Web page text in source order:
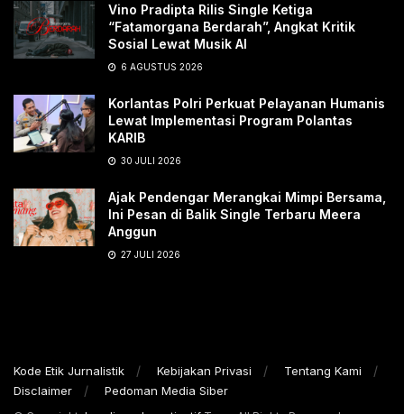
Vino Pradipta Rilis Single Ketiga
“Fatamorgana Berdarah”, Angkat Kritik
Sosial Lewat Musik AI
6 AGUSTUS 2026
Korlantas Polri Perkuat Pelayanan Humanis
Lewat Implementasi Program Polantas
KARIB
30 JULI 2026
Ajak Pendengar Merangkai Mimpi Bersama,
Ini Pesan di Balik Single Terbaru Meera
Anggun
27 JULI 2026
Kode Etik Jurnalistik Kebijakan Privasi
Tentang Kami
Disclaimer
Pedoman Media Siber